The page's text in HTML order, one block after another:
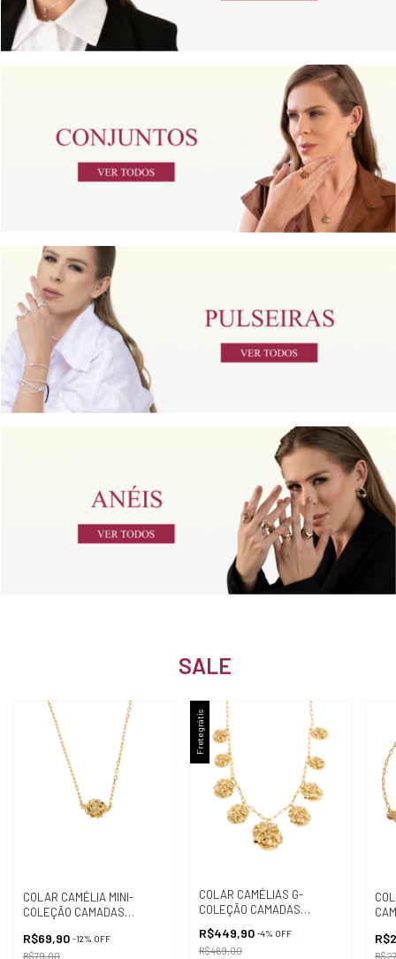
SALE
COLAR CAMÉLIA MINI-
COLEÇÃO CAMADAS
R$69,90 -12% OFF
R$79,00
Frete grátis
COLAR CAMÉLIAS G-
COLEÇÃO CAMADAS
(FLORESCER)
R$449,90-4% OFF
R$469,00